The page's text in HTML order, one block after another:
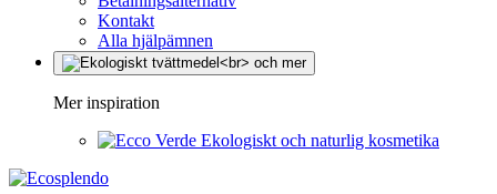
Kontakt
Alla hjälpämnen
Mer inspiration
Ekologiskt och naturlig kosmetika